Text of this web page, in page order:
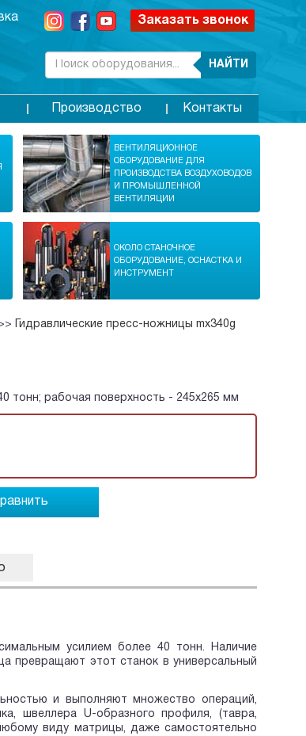
Заказать звонок
НАЙТИ
Производство Контакты
ВЕНТИЛЯЦИОННОЕ
ОБОРУДОВАНИЕ ДЛЯ
ПРОИЗВОДСТВА ВОЗДУХОВОДОВ
И ПРОМЫШЛЕННОЙ
ВЕНТИЛЯЦИИ
ОКОЛО СТАНОЧНОЕ
ОБОРУДОВАНИЕ, ОСНАСТКА И
ИНСТРУМЕНТ
Гидравлические пресс-ножницы mx340g
тонн; рабочая поверхность - 245x265 мм
усилием более 40 тонн. Наличие
превращают этот станок в универсальный
и выполняют множество операций,
швеллера U-образного профиля, (тавра,
виду матрицы, даже самостоятельно